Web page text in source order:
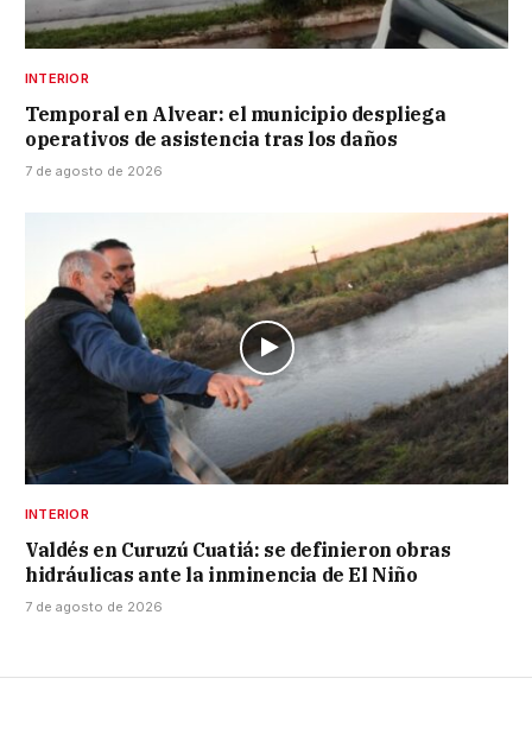
INTERIOR
Temporal en Alvear: el municipio despliega
operativos de asistencia tras los daños
7 de agosto de 2026
INTERIOR
Valdés en Curuzú Cuatiá: se definieron obras
hidráulicas ante la inminencia de El Niño
7 de agosto de 2026